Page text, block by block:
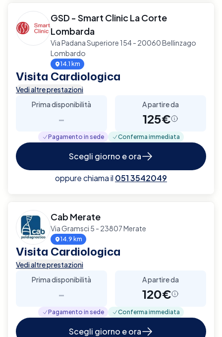
GSD - Smart Clinic La Corte
Lombarda
Via Padana Superiore 154 - 20060 Bellinzago
Lombardo
14.1 km
Visita Cardiologica
Vedi altre prestazioni
Prima disponibilità
-
A partire da
125€
Pagamento in sede Conferma immediata
Scegli giorno e ora
oppure chiama il 051 3542049
Cab Merate
Via Gramsci 5 - 23807 Merate
14.9 km
Visita Cardiologica
Vedi altre prestazioni
Prima disponibilità
-
A partire da
120€
Pagamento in sede Conferma immediata
Scegli giorno e ora